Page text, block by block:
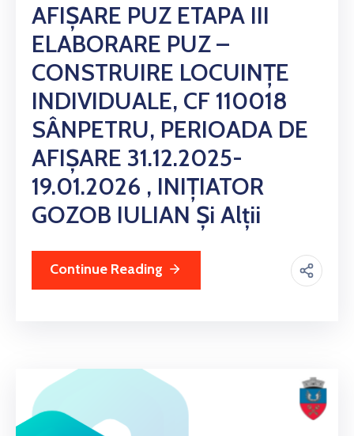
AFIȘARE PUZ ETAPA III
ELABORARE PUZ –
CONSTRUIRE LOCUINȚE
INDIVIDUALE, CF 110018
SÂNPETRU, PERIOADA DE
AFIȘARE 31.12.2025-
19.01.2026 , INIȚIATOR
GOZOB IULIAN Și Alții
Continue Reading